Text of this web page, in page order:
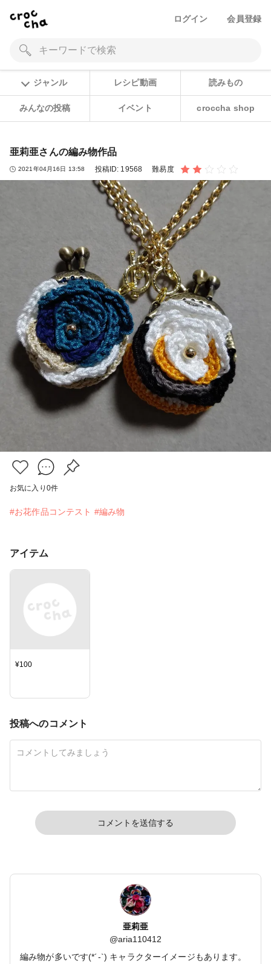
ログイン 会員登録
ジャンル レシピ動画 読みもの
みんなの投稿 イベント croccha shop
亜莉亜さんの編み物作品
2021年04月16日 13:58 投稿ID: 19568 難易度
お気に入り 0件
#お花作品コンテスト #編み物
アイテム
¥100
投稿へのコメント
コメントを送信する
亜莉亜
@aria110412
編み物が多いです(*´-`) キャラクターイメージもあります。